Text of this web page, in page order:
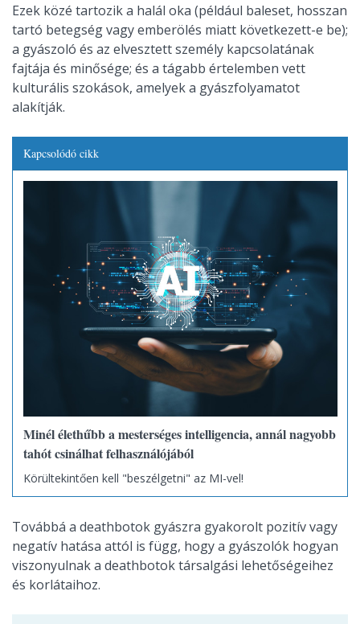
Ezek közé tartozik a halál oka (például baleset, hosszan
tartó betegség vagy emberölés miatt következett-e be);
a gyászoló és az elvesztett személy kapcsolatának
fajtája és minősége; és a tágabb értelemben vett
kulturális szokások, amelyek a gyászfolyamatot
alakítják.
Kapcsolódó cikk
Minél élethűbb a mesterséges intelligencia, annál nagyobb
tahót csinálhat felhasználójából
Körültekintően kell "beszélgetni" az MI-vel!
Továbbá a deathbotok gyászra gyakorolt ​​pozitív vagy
negatív hatása attól is függ, hogy a gyászolók hogyan
viszonyulnak a deathbotok társalgási lehetőségeihez
és korlátaihoz.